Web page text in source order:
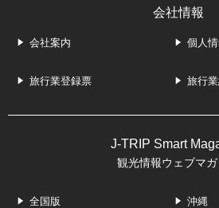
会社情報
会社案内 個人
旅行業登録票 旅行
J-TRIP Smart
観光情報ウェブマ
全国版 沖縄